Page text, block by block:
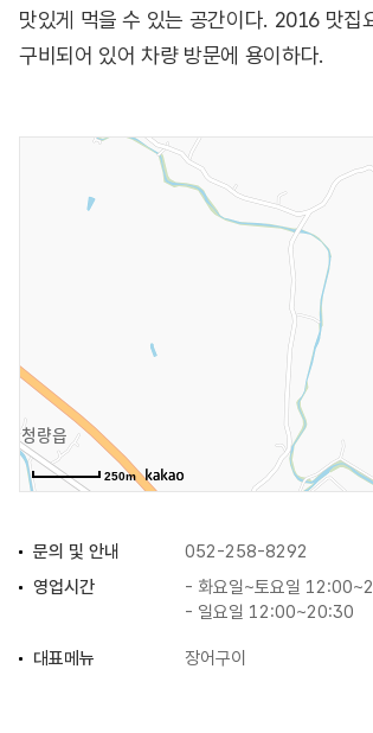
맛있게 먹을 수 있는 공간이다. 2016 맛집
구비되어 있어 차량 방문에 용이하다.
250m
문의 및 안내 052-258-8292
영업시간
- 화요일~토요일
- 일요일 12:00~20:30
대표메뉴
장어구이